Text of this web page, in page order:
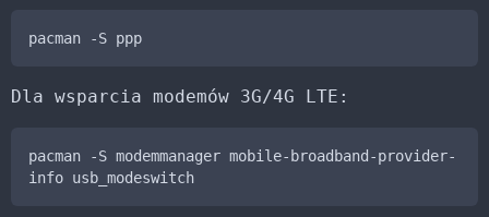
pacman -S ppp
Dla wsparcia modemów 3G/4G LTE:
pacman -S modemmanager mobile-broadband-provider-
info usb_modeswitch